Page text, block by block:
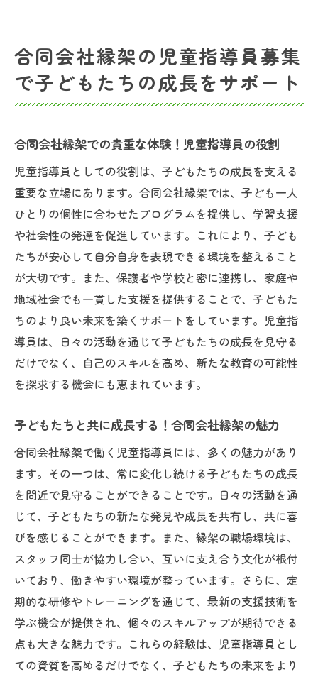
子どもたちと共に作る！潮見駅での楽しい
時間
児童指導員としての充実感を潮見駅で手に
合同会社縁架の児童指導員募集
で子どもたちの成長をサポート
合同会社縁架での貴重な体験！児童指導員の役割
児童指導員としての役割は、子どもたちの成長を支える
重要な立場にあります。合同会社縁架では、子ども一人
ひとりの個性に合わせたプログラムを提供し、学習支援
や社会性の発達を促進しています。これにより、子ども
たちが安心して自分自身を表現できる環境を整えること
が大切です。また、保護者や学校と密に連携し、家庭や
地域社会でも一貫した支援を提供することで、子どもた
ちのより良い未来を築くサポートをしています。児童指
導員は、日々の活動を通じて子どもたちの成長を見守る
だけでなく、自己のスキルを高め、新たな教育の可能性
を探求する機会にも恵まれています。
子どもたちと共に成長する！合同会社縁架の魅力
合同会社縁架で働く児童指導員には、多くの魅力があり
ます。その一つは、常に変化し続ける子どもたちの成長
を間近で見守ることができることです。日々の活動を通
じて、子どもたちの新たな発見や成長を共有し、共に喜
びを感じることができます。また、縁架の職場環境は、
スタッフ同士が協力し合い、互いに支え合う文化が根付
いており、働きやすい環境が整っています。さらに、定
期的な研修やトレーニングを通じて、最新の支援技術を
学ぶ機会が提供され、個々のスキルアップが期待できる
点も大きな魅力です。これらの経験は、児童指導員とし
ての資質を高めるだけでなく、子どもたちの未来をより